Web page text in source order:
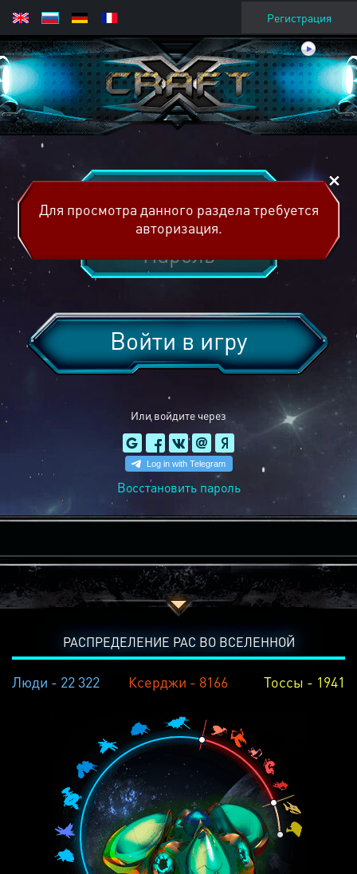
Регистрация
Или войдите через
Войти в игру
Восстановить пароль
Для просмотра данного раздела требуется
авторизация.
РАСПРЕДЕЛЕНИЕ РАС ВО ВСЕЛЕННОЙ
Люди - 22 322 Ксерджи - 8166 Тоссы - 1941